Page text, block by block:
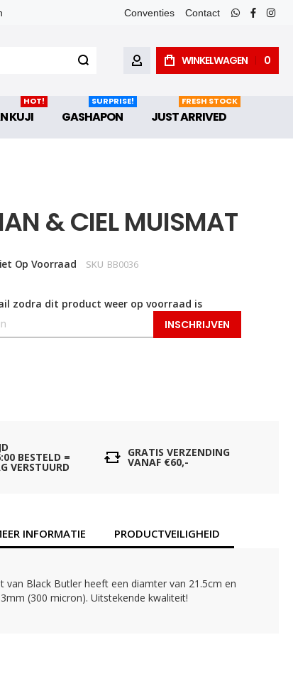
Conventies Contact
whatsapp
facebook
ACCOUNTWINKELWAGEN 0
KUJI
HOT!
GASHAPON
SURPRISE!
JUST ARRIVED
FRESH STOCK
& CIEL MUISMAT
Op Voorraad SKU BB0036
zodra dit product weer op voorraad is
INSCHRIJVEN
BESTELD =
VERSTUURD
GRATIS VERZENDING
VANAF €60,-
van Black Butler heeft een diamter van 21.5cm en
(300 micron). Uitstekende kwaliteit!
INFORMATIE PRODUCTVEILIGHEID